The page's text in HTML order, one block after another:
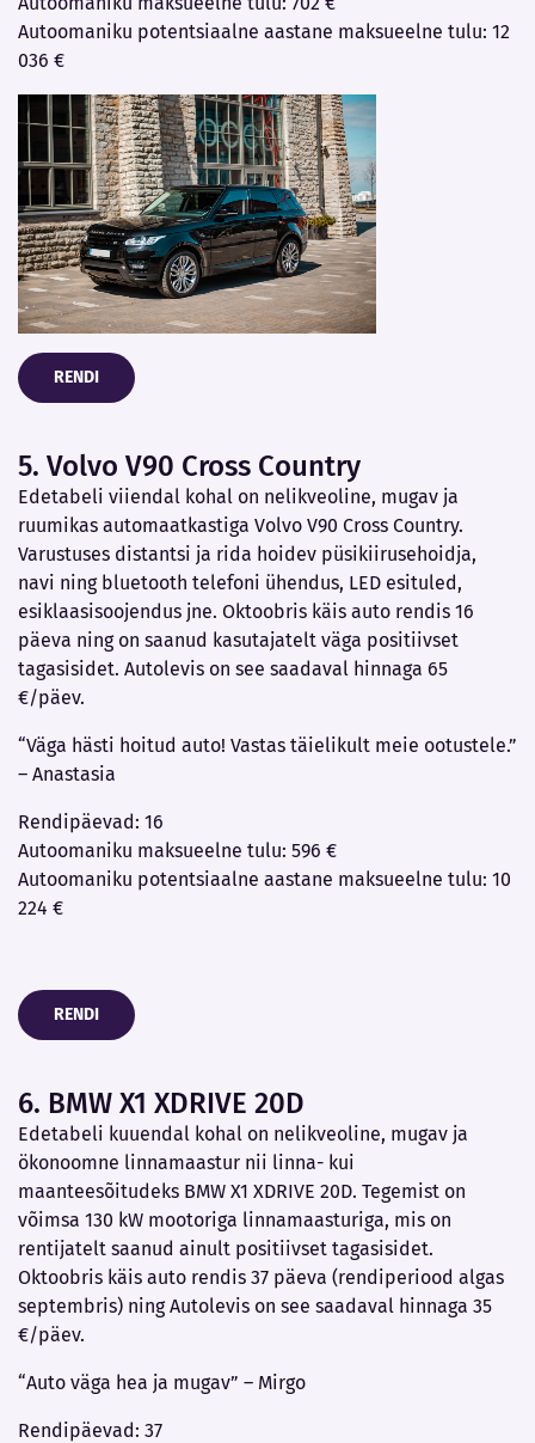
Autoomaniku potentsiaalne aastane maksueelne tulu: 12
036 €
RENDI
5. Volvo V90 Cross Country
Edetabeli viiendal kohal on nelikveoline, mugav ja
ruumikas automaatkastiga Volvo V90 Cross Country.
Varustuses distantsi ja rida hoidev püsikiirusehoidja,
navi ning bluetooth telefoni ühendus, LED esituled,
esiklaasisoojendus jne. Oktoobris käis auto rendis 16
päeva ning on saanud kasutajatelt väga positiivset
tagasisidet. Autolevis on see saadaval hinnaga 65
€/päev.
“Väga hästi hoitud auto! Vastas täielikult meie ootustele.”
– Anastasia
Rendipäevad: 16
Autoomaniku maksueelne tulu: 596 €
Autoomaniku potentsiaalne aastane maksueelne tulu: 10
224 €
RENDI
6. BMW X1 XDRIVE 20D
Edetabeli kuuendal kohal on nelikveoline, mugav ja
ökonoomne linnamaastur nii linna- kui
maanteesõitudeks BMW X1 XDRIVE 20D. Tegemist on
võimsa 130 kW mootoriga linnamaasturiga, mis on
rentijatelt saanud ainult positiivset tagasisidet.
Oktoobris käis auto rendis 37 päeva (rendiperiood algas
septembris) ning Autolevis on see saadaval hinnaga 35
€/päev.
“Auto väga hea ja mugav” – Mirgo
Rendipäevad: 37